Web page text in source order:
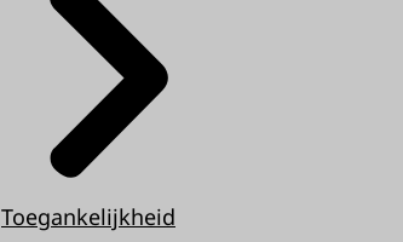
Toegankelijkheid